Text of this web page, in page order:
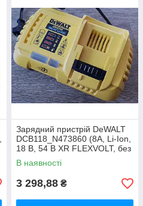
Зарядний пристрій DeWALT
DCB118_N473860 (8А, Li-Ion,
18 В, 54 В XR FLEXVOLT, без
упаковки)
В наявності
3 298,88 ₴